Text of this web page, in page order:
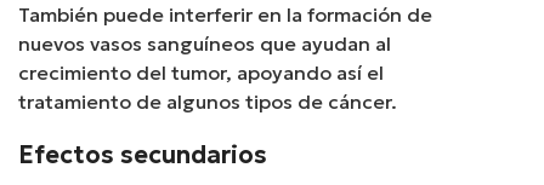
También puede interferir en la formación de
nuevos vasos sanguíneos que ayudan al
crecimiento del tumor, apoyando así el
tratamiento de algunos tipos de cáncer.
Efectos secundarios